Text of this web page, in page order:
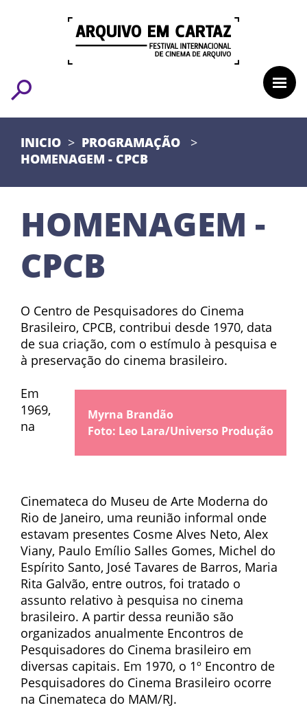
INICIO
PROGRAMAÇÃO
HOMENAGEM - CPCB
HOMENAGEM -
CPCB
O Centro de Pesquisadores do Cinema
Brasileiro, CPCB, contribui desde 1970, data
de sua criação, com o estímulo à pesquisa e
à preservação do cinema brasileiro.
Myrna Brandão
Foto: Leo Lara/Universo Produção
Em
1969,
na
Cinemateca do Museu de Arte Moderna do
Rio de Janeiro, uma reunião informal onde
estavam presentes Cosme Alves Neto, Alex
Viany, Paulo Emílio Salles Gomes, Michel do
Espírito Santo, José Tavares de Barros, Maria
Rita Galvão, entre outros, foi tratado o
assunto relativo à pesquisa no cinema
brasileiro. A partir dessa reunião são
organizados anualmente Encontros de
Pesquisadores do Cinema brasileiro em
diversas capitais. Em 1970, o 1º Encontro de
Pesquisadores do Cinema Brasileiro ocorre
na Cinemateca do MAM/RJ.